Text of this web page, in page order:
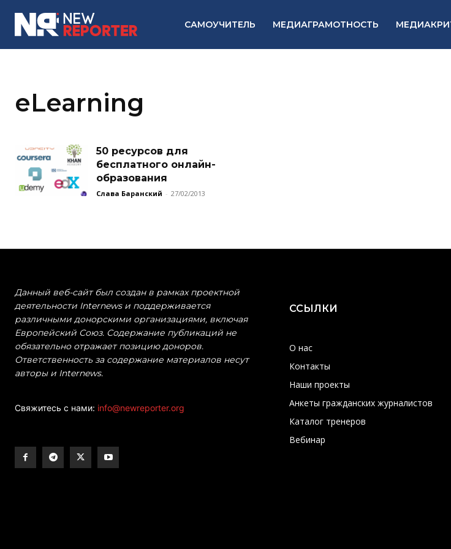
САМОУЧИТЕЛЬ МЕДИАГРАМОТНОСТЬ
eLearning
50 ресурсов для
бесплатного онлайн-
образования
Слава Баранский - 27/02/2013
Данный веб-сайт был создан в рамках проектной
деятельности Internews и поддерживается
различными донорскими организациями, включая
Европейский Союз. Содержание публикаций не
обязательно отражает позицию доноров.
Ответственность за содержание материалов несут
авторы и Internews.
Свяжитесь с нами: info@newreporter.org
ССЫЛКИ
О нас
Контакты
Наши проекты
Анкеты гражданских журналистов
Каталог тренеров
Вебинар